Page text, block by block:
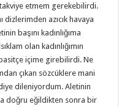
takviye etmem gerekebilirdi.
azıcık havaya
başını kadınlığıma
olan kadınlığımın
içime girebilirdi. Ne
çıkan sözcüklere mani
dileniyordum. Aletinin
doğru eğildikten sonra bir